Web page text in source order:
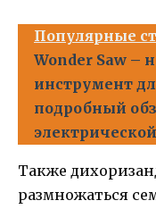
Популярные
Wonder Saw –
инструмент
подробный
Также
размножаться